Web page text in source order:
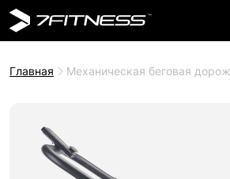
Главная Механическая беговая